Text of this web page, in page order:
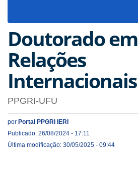
Doutorado em
Relações
Internacionais
PPGRI-UFU
por Portal PPGRI IERI
Publicado: 26/08/2024 - 17:11
Última modificação: 30/05/2025 - 09:44